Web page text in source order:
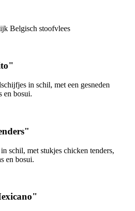
Belgisch stoofvlees
in schil, met een gesneden
en bosui.
schil, met stukjes chicken tenders,
en bosui.